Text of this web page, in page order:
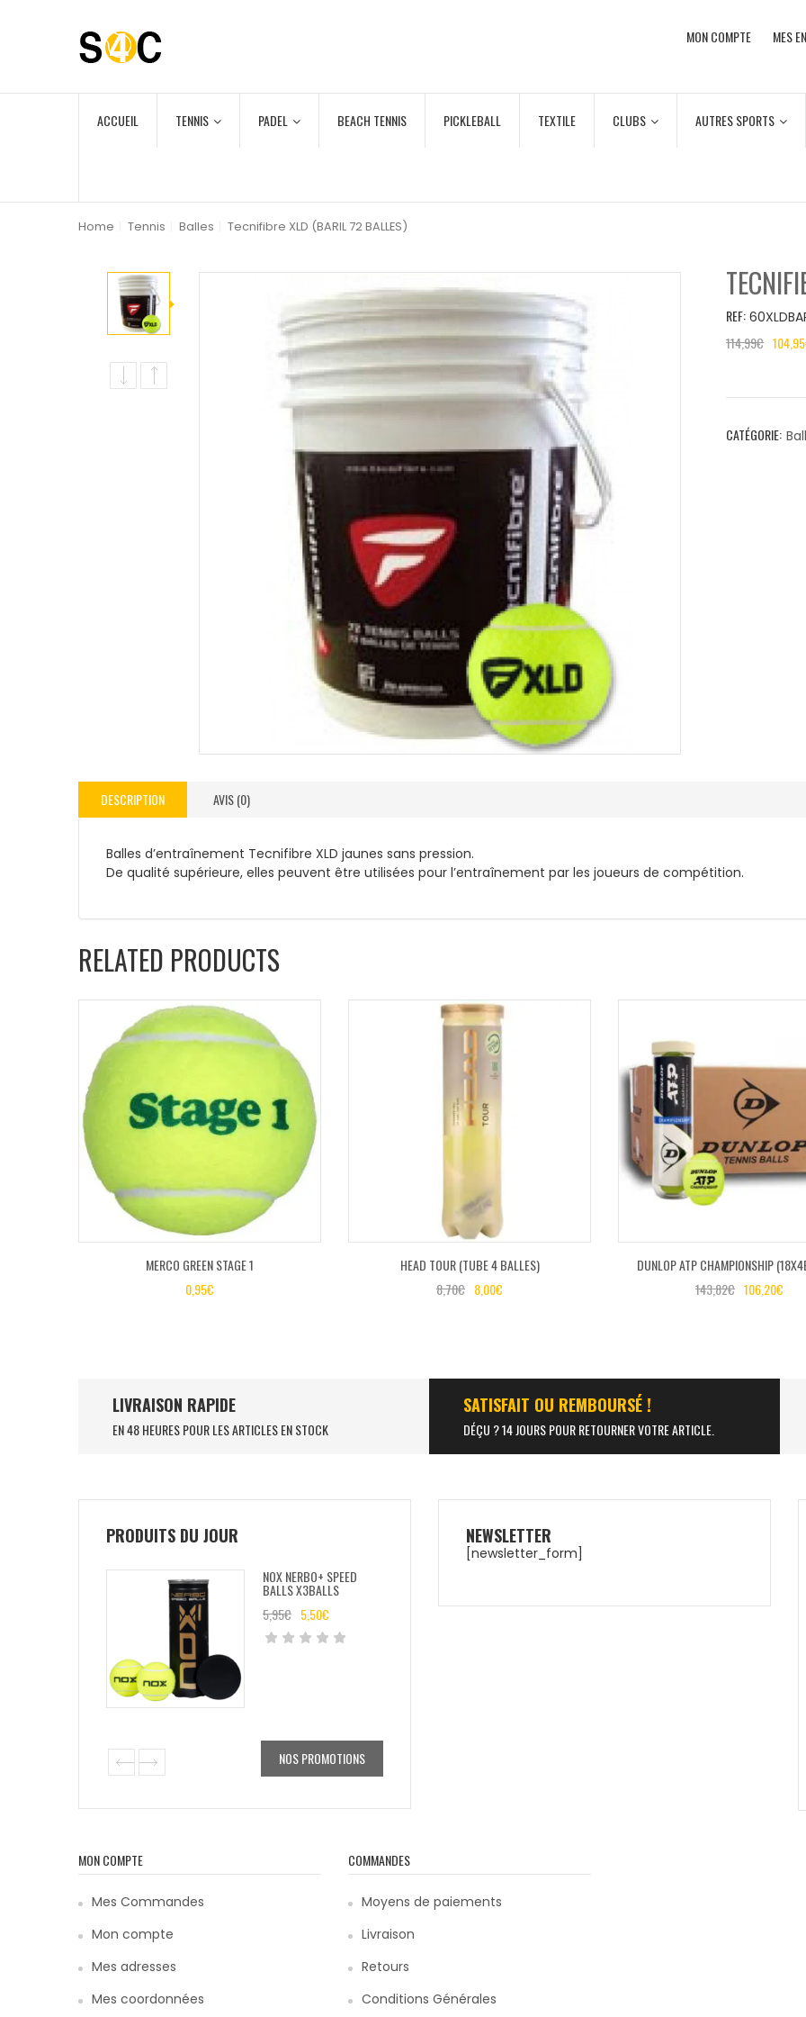
MON COMPTE MES
ACCUEIL TENNIS PADEL BEACH TENNIS PICKLEBALL TEXTILE CLUBS AUTRES SPORTS
Home Tennis Balles Tecnifibre XLD (BARIL 72 BALLES)
REF:
114,99€ 104,95
CATÉGORIE:
DESCRIPTION AVIS (0)
Balles d’entraînement Tecnifibre XLD jaunes sans pression.
De qualité supérieure, elles peuvent être utilisées pour l’entraînement par les joueurs de compétition.
RELATED PRODUCTS
MERCO GREEN STAGE 1
0,95€
HEAD TOUR (TUBE 4 BALLES)
8,70€ 8,00€
DUNLOP ATP CHAMPIONSHIP
143,82€ 106,20€
LIVRAISON RAPIDE
EN 48 HEURES POUR LES ARTICLES EN STOCK
SATISFAIT OU REMBOURSÉ !
DÉÇU ? 14 JOURS POUR RETOURNER VOTRE ARTICLE.
PRODUITS DU JOUR
NOX NERBO+ SPEED
BALLS X3BALLS
5,95€ 5,50€
NOS PROMOTIONS
NEWSLETTER
[newsletter_form]
MON COMPTE
Mes Commandes
Mon compte
Mes adresses
Mes coordonnées
COMMANDES
Moyens de paiements
Livraison
Retours
Conditions Générales